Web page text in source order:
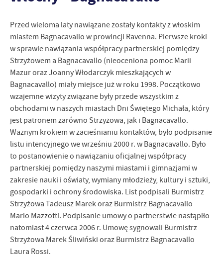
Przed wieloma laty nawiązane zostały kontakty z włoskim
miastem Bagnacavallo w prowincji Ravenna. Pierwsze kroki
w sprawie nawiązania współpracy partnerskiej pomiędzy
Strzyżowem a Bagnacavallo (nieoceniona pomoc Marii
Mazur oraz Joanny Włodarczyk mieszkających w
Bagnacavallo) miały miejsce już w roku 1998. Początkowo
wzajemne wizyty związane były przede wszystkim z
obchodami w naszych miastach Dni Świętego Michała, który
jest patronem zarówno Strzyżowa, jak i Bagnacavallo.
Ważnym krokiem w zacieśnianiu kontaktów, było podpisanie
listu intencyjnego we wrześniu 2000 r. w Bagnacavallo. Było
to postanowienie o nawiązaniu oficjalnej współpracy
partnerskiej pomiędzy naszymi miastami i gimnazjami w
zakresie nauki i oświaty, wymiany młodzieży, kultury i sztuki,
gospodarki i ochrony środowiska. List podpisali Burmistrz
Strzyżowa Tadeusz Marek oraz Burmistrz Bagnacavallo
Mario Mazzotti. Podpisanie umowy o partnerstwie nastąpiło
natomiast 4 czerwca 2006 r. Umowę sygnowali Burmistrz
Strzyżowa Marek Śliwiński oraz Burmistrz Bagnacavallo
Laura Rossi.
Dzięki tym plikom cookies możemy zapewnić Ci większy komfort
korzystania z funkcjonalności naszej strony poprzez dopasowanie
jej do Twoich indywidualnych preferencji. Wyrażenie zgody na
funkcjonalne i personalizacyjne pliki cookies gwarantuje
dostępność większej ilości funkcji na stronie.
Więcej
Analityczne
Analityczne pliki cookies pomagają nam rozwijać się i
dostosowywać do Twoich potrzeb.
Cookies analityczne pozwalają na uzyskanie informacji w zakresie
wykorzystywania witryny internetowej, miejsca oraz częstotliwości,
z jaką odwiedzane są nasze serwisy www. Dane pozwalają nam na
ocenę naszych serwisów internetowych pod względem ich
popularności wśród użytkowników. Zgromadzone informacje są
przetwarzane w formie zanonimizowanej. Wyrażenie zgody na
analityczne pliki cookies gwarantuje dostępność wszystkich
funkcjonalności.
Więcej
Reklamowe
Dzięki reklamowym plikom cookies prezentujemy Ci najciekawsze
informacje i aktualności na stronach naszych partnerów.
Promocyjne pliki cookies służą do prezentowania Ci naszych
komunikatów na podstawie analizy Twoich upodobań oraz Twoich
zwyczajów dotyczących przeglądanej witryny internetowej. Treści
promocyjne mogą pojawić się na stronach podmiotów trzecich lub
firm będących naszymi partnerami oraz innych dostawców usług.
Firmy te działają w charakterze pośredników prezentujących nasze
treści w postaci wiadomości, ofert, komunikatów mediów
społecznościowych.
Więcej